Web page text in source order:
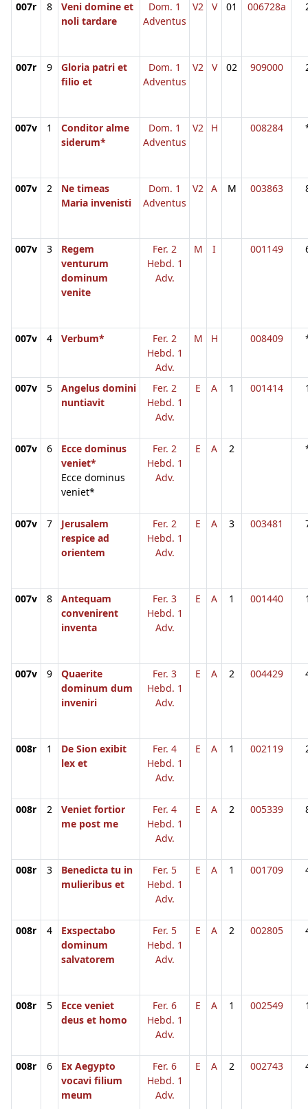
007r 8
Veni domine et
noli tardare
Dom. 1
Adventus
V2 V 01 006728a
007r 9
Gloria patri et
filio et
Dom. 1
Adventus
V2 V 02 909000
007v 1
Conditor alme
siderum*
Dom. 1
Adventus
V2 H 008284
007v 2
Ne timeas
Maria invenisti
Dom. 1
Adventus
V2 A M 003863
007v 3
Regem
venturum
dominum
venite
Fer. 2
Hebd. 1
Adv.
M I 001149
007v 4 Verbum*
Fer. 2
Hebd. 1
Adv.
M H 008409
007v 5
Angelus domini
nuntiavit
Fer. 2
Hebd. 1
Adv.
E A 1 001414
007v 6
Ecce dominus
veniet*
Ecce dominus
veniet*
Fer. 2
Hebd. 1
Adv.
E A 2
007v 7
Jerusalem
respice ad
orientem
Fer. 2
Hebd. 1
Adv.
E A 3 003481
007v 8
Antequam
convenirent
inventa
Fer. 3
Hebd. 1
Adv.
E A 1 001440
007v 9
Quaerite
dominum dum
inveniri
Fer. 3
Hebd. 1
Adv.
E A 2 004429
008r 1
De Sion exibit
lex et
Fer. 4
Hebd. 1
Adv.
E A 1 002119
008r 2
Veniet fortior
me post me
Fer. 4
Hebd. 1
Adv.
E A 2 005339
008r 3
Benedicta tu in
mulieribus et
Fer. 5
Hebd. 1
Adv.
E A 1 001709
008r 4
Exspectabo
dominum
salvatorem
Fer. 5
Hebd. 1
Adv.
E A 2 002805
008r 5
Ecce veniet
deus et homo
Fer. 6
Hebd. 1
Adv.
E A 1 002549
008r 6
Ex Aegypto
vocavi filium
meum
Fer. 6
Hebd. 1
Adv.
E A 2 002743